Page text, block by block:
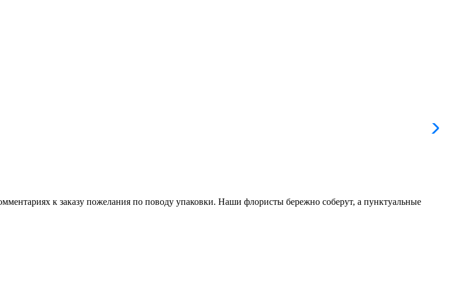
к заказу пожелания по поводу упаковки. Наши флористы бережно соберут, а пунктуальные